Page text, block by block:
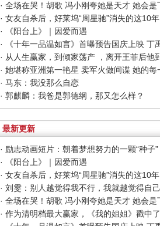
· 女友自杀后，好莱坞“周星驰”消失的这10年
· 《阳台上》｜因爱而遇
· 马东：我没那么自恋
· 郭麒麟：我爸是郭德纲，那又怎么样？
最新更新
· 励志动画短片：朝着梦想努力的一颗“种子”
· 《阳台上》｜因爱而遇
· 女友自杀后，好莱坞“周星驰”消失的这10年